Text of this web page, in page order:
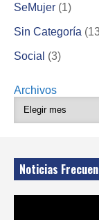
SeMujer (1)
Sin Categoría
Social (3)
Archivos
Noticias